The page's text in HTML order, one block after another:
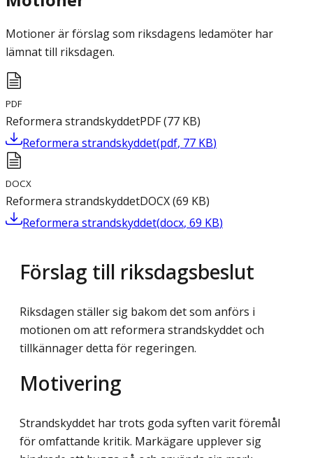
Motioner är förslag som riksdagens ledamöter har
lämnat till riksdagen.
PDF
Reformera strandskyddetPDF(77 KB)
Reformera strandskyddet(pdf, 77 KB)
DOCX
Reformera strandskyddetDOCX(69 KB)
Reformera strandskyddet(docx, 69 KB)
Förslag till riksdagsbeslut
Riksdagen ställer sig bakom det som anförs i
motionen om att reformera strandskyddet och
tillkännager detta för regeringen.
Motivering
Strandskyddet har trots goda syften varit föremål
för omfattande kritik. Markägare upplever sig